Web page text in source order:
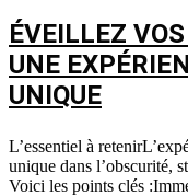
ÉVEILLEZ
UNE
UNIQUE
L’essentiel à
unique dans l’obscurité,
Voici les points clés